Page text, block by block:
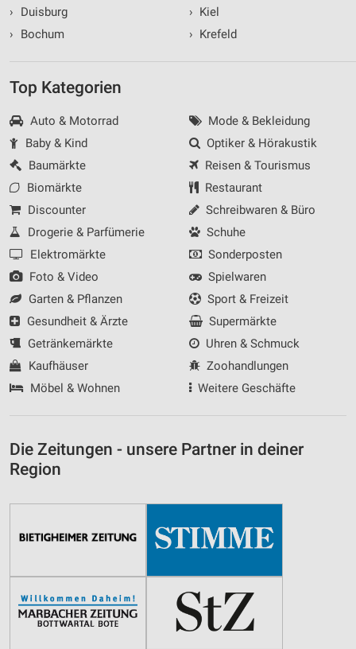
›
Duisburg
›
Bochum
› Kiel
› Krefeld
Top Kategorien
Auto & Motorrad
Baby & Kind
Baumärkte
Biomärkte
Discounter
Drogerie & Parfümerie
Elektromärkte
Foto & Video
Garten & Pflanzen
Gesundheit & Ärzte
Getränkemärkte
Kaufhäuser
Möbel & Wohnen
Mode & Bekleidung
Optiker & Hörakustik
Reisen & Tourismus
Restaurant
Schreibwaren & Büro
Schuhe
Sonderposten
Spielwaren
Sport & Freizeit
Supermärkte
Uhren & Schmuck
Zoohandlungen
Weitere Geschäfte
Die Zeitungen - unsere Partner in deiner
Region